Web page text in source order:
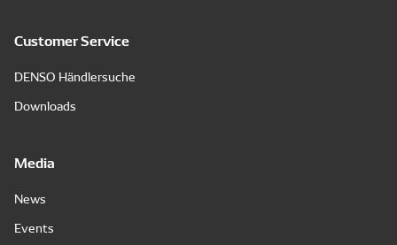
Customer Service
DENSO Händlersuche
Downloads
Media
News
Events